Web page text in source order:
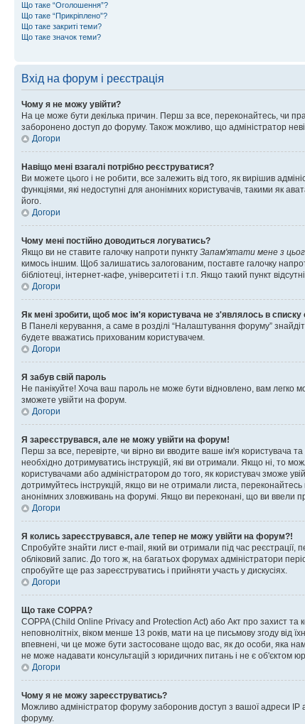
Що таке “Оголошення”?
Що таке “Прикріплено”?
Що таке закриті теми?
Що таке значок теми?
Вхід на форум і реєстрація
Чому я не можу увійти?
На це може бути декілька причин. Перш за все, переконайтесь, чи
заборонено доступ до форуму. Також можливо, що адміністратор
Догори
Навіщо мені взагалі потрібно реєструватися?
Ви можете цього і не робити, все залежить від того, як вирішив
функціями, які недоступні для анонімних користувачів, такими як
його.
Догори
Чому мені постійно доводиться логуватись?
Якщо ви не ставите галочку напроти пункту Запам'ятати мене з
кимось іншим. Щоб залишатись залогованим, поставте галочку
бібліотеці, інтернет-кафе, університеті і т.п. Якщо такий пункт
Догори
Як мені зробити, щоб моє ім'я користувача не з'являлось в списку
В Панелі керування, а саме в розділі “Налаштування форуму”
будете вважатись прихованим користувачем.
Догори
Я забув свій пароль
Не панікуйте! Хоча ваш пароль не може бути відновлено, вам легко
зможете увійти на форум.
Догори
Я зареєструвався, але не можу увійти на форум!
Перш за все, перевірте, чи вірно ви вводите ваше ім'я користувача
необхідно дотримуватись інструкцій, які ви отримали. Якщо ні, то
користувачами або адміністратором до того, як користувач зможе
дотримуйтесь інструкцій, якщо ви не отримали листа,
анонімних зловживань на форумі. Якщо ви переконані, що ви ввели
Догори
Я колись зареєструвався, але тепер не можу увійти на форум?!
Спробуйте знайти лист e-mail, який ви отримали під час
обліковий запис. До того ж, на багатьох форумах адміністратори
спробуйте ще раз зареєструватись і прийняти участь у дискусіях.
Догори
Що таке COPPA?
COPPA (Child Online Privacy and Protection Act) або Акт про захист та
неповнолітніх, віком менше 13 років, мати на це письмову згоду від
впевнені, чи це може бути застосоване щодо вас, як до особи, яка
не може надавати консультацій з юридичних питань і не є об'єктом
Догори
Чому я не можу зареєструватись?
Можливо адміністратор форуму заборонив доступ з вашої адреси IP
форуму.